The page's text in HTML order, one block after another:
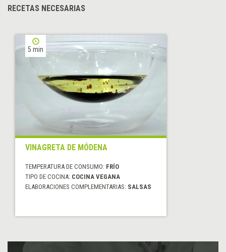
RECETAS NECESARIAS
5 min
VINAGRETA DE MÓDENA
TEMPERATURA DE CONSUMO: FRÍO
TIPO DE COCINA: COCINA VEGANA
ELABORACIONES COMPLEMENTARIAS: SALSAS